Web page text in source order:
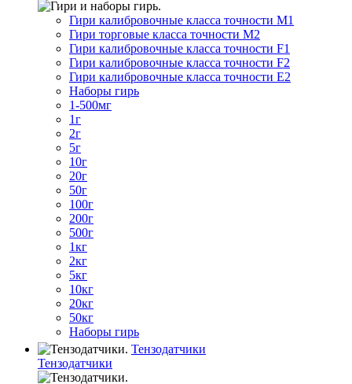
Гири калибровочные класса точности M1
Гири торговые класса точности M2
Гири калибровочные класса точности F1
Гири калибровочные класса точности F2
Гири калибровочные класса точности E2
Наборы гирь
1-500мг
1г
2г
5г
10г
20г
50г
100г
200г
500г
1кг
2кг
5кг
10кг
20кг
50кг
Наборы гирь
Тензодатчики
Тензодатчики